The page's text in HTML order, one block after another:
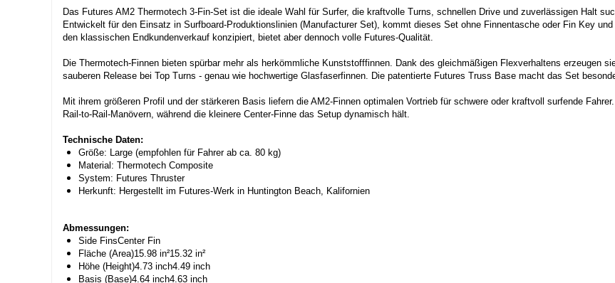
Das Futures AM2 Thermotech 3-Fin-Set ist die ideale Wahl für Surfer, die kraftvolle Turns, schnellen Drive und zuverlässigen Halt
Entwickelt für den Einsatz in Surfboard-Produktionslinien (Manufacturer Set), kommt dieses Set ohne Finnentasche oder Fin Key
den klassischen Endkundenverkauf konzipiert, bietet aber dennoch volle Futures-Qualität.
Die Thermotech-Finnen bieten spürbar mehr als herkömmliche Kunststofffinnen. Dank des gleichmäßigen Flexverhaltens erzeugen
sauberen Release bei Top Turns - genau wie hochwertige Glasfaserfinnen. Die patentierte Futures Truss Base macht das Set
Mit ihrem größeren Profil und der stärkeren Basis liefern die AM2-Finnen optimalen Vortrieb für schwere oder kraftvoll surfende
Rail-to-Rail-Manövern, während die kleinere Center-Finne das Setup dynamisch hält.
Technische Daten:
Größe: Large (empfohlen für Fahrer ab ca. 80 kg)
Material: Thermotech Composite
System: Futures Thruster
Herkunft: Hergestellt im Futures-Werk in Huntington Beach, Kalifornien
Abmessungen:
Side FinsCenter Fin
Fläche (Area)15.98 in²15.32 in²
Höhe (Height)4.73 inch4.49 inch
Basis (Base)4.64 inch4.63 inch